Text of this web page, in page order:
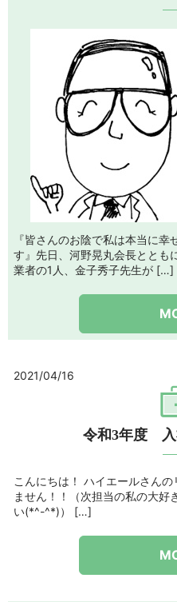
『皆さんのお陰で私は本当に
す』先日、河野晃丸会長ととも
業者の1人、金子秀子先生が […]
2021/04/16
令和3年度 入
こんにちは！ ハイエールさん
ません！！（次担当の私の大好
い(*^-^*)） […]